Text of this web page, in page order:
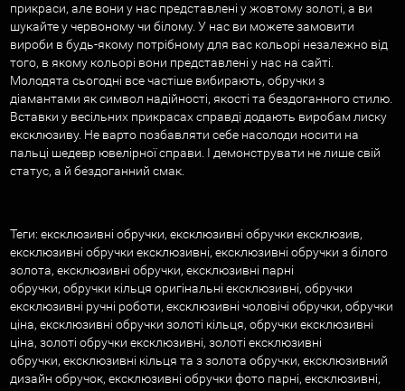
прикраси, але вони у нас представлені у жовтому золоті, а ви
шукайте у червоному чи білому. У нас ви можете замовити
вироби в будь-якому потрібному для вас кольорі незалежно від
того, в якому кольорі вони представлені у нас на сайті.
Молодята сьогодні все частіше вибирають, обручки з
діамантами як символ надійності, якості та бездоганного стилю.
Вставки у весільних прикрасах справді додають виробам лиску
ексклюзиву. Не варто позбавляти себе насолоди носити на
пальці шедевр ювелірної справи. І демонструвати не лише свій
статус, а й бездоганний смак.
Теги: ексклюзивні обручки, ексклюзивні обручки ексклюзив,
ексклюзивні обручки ексклюзивні, ексклюзивні обручки з білого
золота, ексклюзивні обручки, ексклюзивні парні
обручки, обручки кільця оригінальні ексклюзивні, обручки
ексклюзивні ручні роботи, ексклюзивні чоловічі обручки, обручки
ціна, ексклюзивні обручки золоті кільця, обручки ексклюзивні
ціна, золоті обручки ексклюзивні, золоті ексклюзивні
обручки, ексклюзивні кільця та з золота обручки, ексклюзивний
дизайн обручок, ексклюзивні обручки фото парні, ексклюзивні,